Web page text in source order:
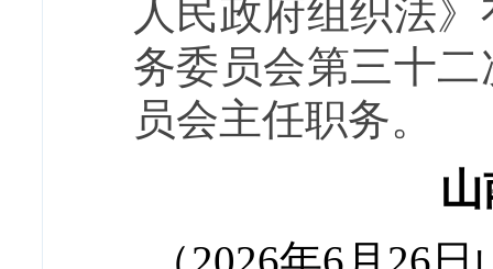
人民政府组织法
务委员会第三十
员会主任职务。